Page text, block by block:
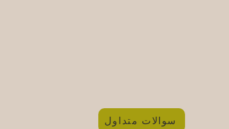
سوالات متداول